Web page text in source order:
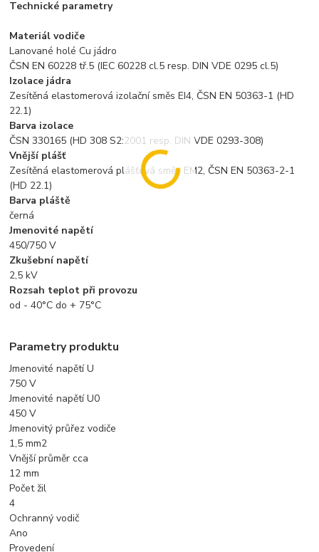
Technické parametry
Materiál vodiče
Lanované holé Cu jádro
ČSN EN 60228 tř.5 (IEC 60228 cl.5 resp. DIN VDE 0295 cl.5)
Izolace jádra
Zesítěná elastomerová izolační směs EI4, ČSN EN 50363-1 (HD
22.1)
Barva izolace
ČSN 330165 (HD 308 S2:2001 resp. DIN VDE 0293-308)
Vnější plášť
Zesítěná elastomerová plášťová směs EM2, ČSN EN 50363-2-1
(HD 22.1)
Barva pláště
černá
Jmenovité napětí
450/750 V
Zkušební napětí
2,5 kV
Rozsah teplot při provozu
od - 40°C do + 75°C
Parametry produktu
Jmenovité napětí U
750 V
Jmenovité napětí U0
450 V
Jmenovitý průřez vodiče
1,5 mm2
Vnější průměr cca
12 mm
Počet žil
4
Ochranný vodič
Ano
Provedení